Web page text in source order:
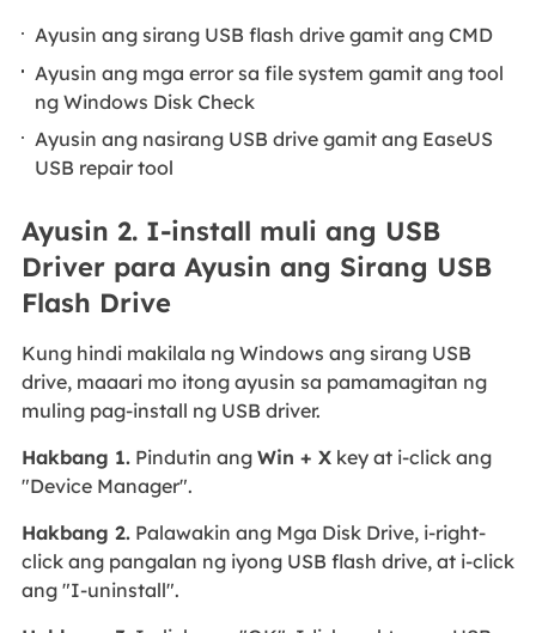
Ayusin ang sirang USB flash drive gamit ang CMD
Ayusin ang mga error sa file system gamit ang tool
ng Windows Disk Check
Ayusin ang nasirang USB drive gamit ang EaseUS
USB repair tool
Ayusin 2. I-install muli ang USB
Driver para Ayusin ang Sirang USB
Flash Drive
Kung hindi makilala ng Windows ang sirang USB
drive, maaari mo itong ayusin sa pamamagitan ng
muling pag-install ng USB driver.
Hakbang 1.Pindutin ang Win + Xkey at i-click ang
"Device Manager".
Hakbang 2.Palawakin ang Mga Disk Drive, i-right-
click ang pangalan ng iyong USB flash drive, at i-click
ang "I-uninstall".